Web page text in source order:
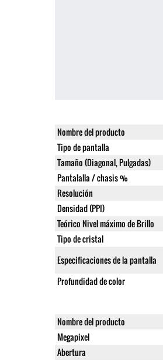
Nombre del producto
Tipo de pantalla
Tamaño (Diagonal, Pulgadas)
Pantalalla / chasis %
Resolución
Densidad (PPI)
Teórico Nivel máximo de Brillo
Tipo de cristal
Especificaciones de la pantalla
Profundidad de color
Nombre del producto
Megapixel
Abertura